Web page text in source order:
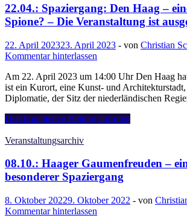
Atlantikwalls
22.04.: Spaziergang: Den Haag –
Spione? – Die Veranstaltung ist
22. April 202323. April 2023 - von Christian
Kommentar hinterlassen
Am 22. April 2023 um 14:00 Uhr Den Haag
ist ein Kurort, eine Kunst- und
Diplomatie, der Sitz der niederländischen
22.04.:
Den
–
eine
Hochburg
Spione?
–
Den kompletten Beitrag aufrufen
Veranstaltungsarchiv
08.10.: Haager Gaumenfreuden –
besonderer Spaziergang
8. Oktober 20229. Oktober 2022 - von
Kommentar hinterlassen